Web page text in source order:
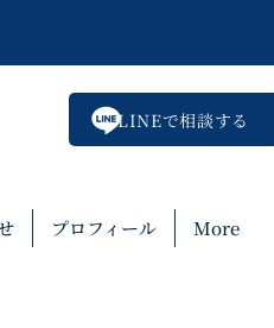
LINEで相談する
プロフィール More